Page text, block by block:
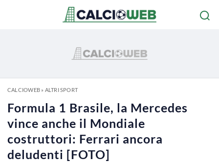
CALCIOWEB» ALTRI SPORT
Formula 1 Brasile, la Mercedes
vince anche il Mondiale
costruttori: Ferrari ancora
deludenti [FOTO]